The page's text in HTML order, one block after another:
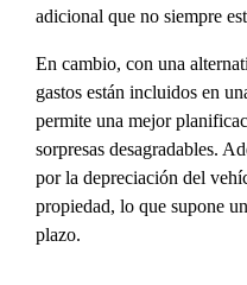
adicional que no siempre
En cambio, con una
gastos están incluidos en
permite una mejor
sorpresas desagradables.
por la depreciación del
propiedad, lo que supone
plazo.